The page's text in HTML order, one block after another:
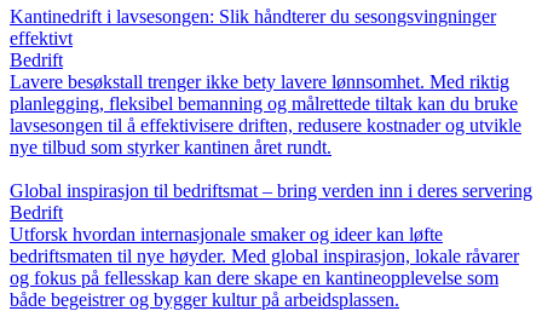
Kantinedrift i lavsesongen: Slik håndterer du sesongsvingninger
effektivt
Bedrift
Lavere besøkstall trenger ikke bety lavere lønnsomhet. Med riktig
planlegging, fleksibel bemanning og målrettede tiltak kan du bruke
lavsesongen til å effektivisere driften, redusere kostnader og utvikle
nye tilbud som styrker kantinen året rundt.
Global inspirasjon til bedriftsmat – bring verden inn i deres servering
Bedrift
Utforsk hvordan internasjonale smaker og ideer kan løfte
bedriftsmaten til nye høyder. Med global inspirasjon, lokale råvarer
og fokus på fellesskap kan dere skape en kantineopplevelse som
både begeistrer og bygger kultur på arbeidsplassen.